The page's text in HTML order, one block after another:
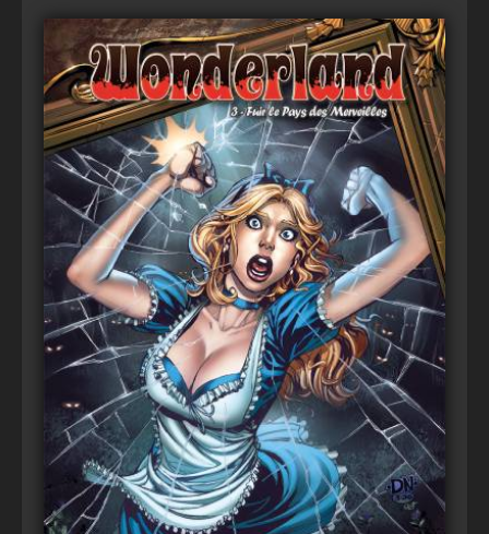
Voir
Ajouter au panier